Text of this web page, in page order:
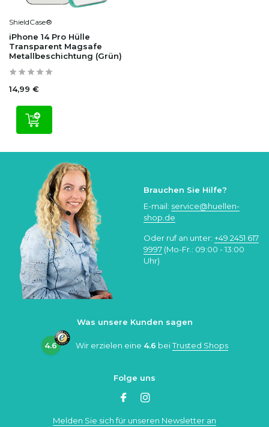
ShieldCase®
iPhone 14 Pro Hülle
Transparent Magsafe
Metallbeschichtung (Grün)
14,99 €
Brauchen Sie Hilfe?
E-mail: service@huellen-
shop.de
Oder ruf an unter: +49 2451 617
9997 (Mo-Fr.: 09:00 - 13:00
Uhr)
Was unsere Kunden sagen
4.6 Wir erzielen eine 4.6 beiTrusted Shops
Folge uns
Melden Sie sich für unseren Newsletter an